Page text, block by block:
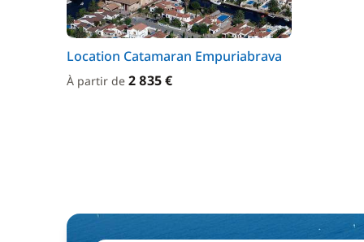
Location Catamaran Empuriabrava
À partir de 2 835 €